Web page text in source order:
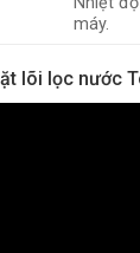
máy.
lõi lọc nước